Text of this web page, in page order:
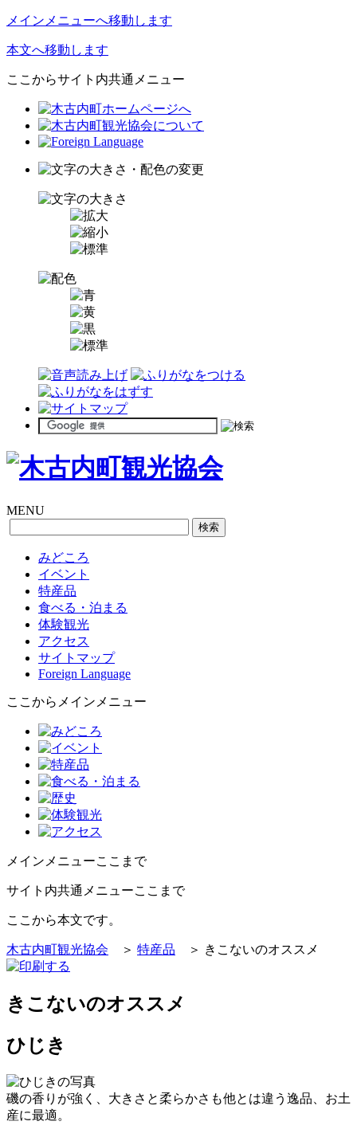
メインメニューへ移動します
本文へ移動します
ここからサイト内共通メニュー
MENU
みどころ
イベント
特産品
食べる・泊まる
体験観光
アクセス
サイトマップ
Foreign Language
ここからメインメニュー
メインメニューここまで
サイト内共通メニューここまで
ここから本文です。
木古内町観光協会 ＞ 特産品 ＞ きこないのオススメ
きこないのオススメ
ひじき
磯の香りが強く、大きさと柔らかさも他とは違う逸品、お土
産に最適。